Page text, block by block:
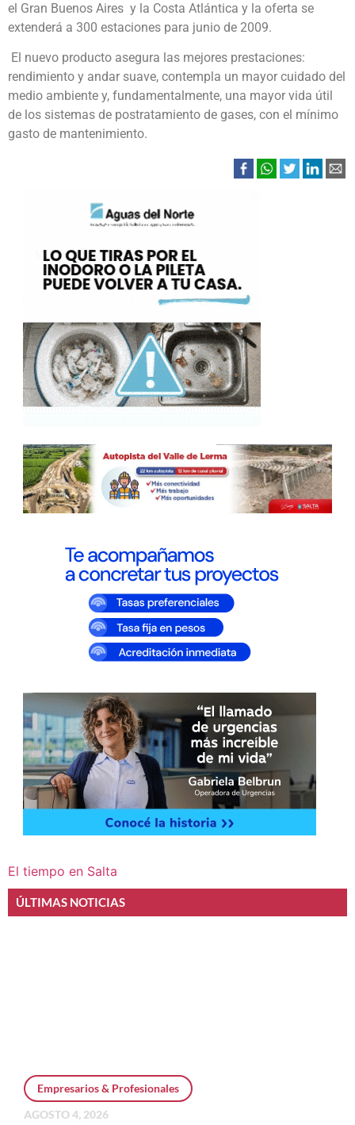
el Gran Buenos Aires y la Costa Atlántica y la oferta se
extenderá a 300 estaciones para junio de 2009.
El nuevo producto asegura las mejores prestaciones:
rendimiento y andar suave, contempla un mayor cuidado del
medio ambiente y, fundamentalmente, una mayor vida útil
de los sistemas de postratamiento de gases, con el mínimo
gasto de mantenimiento.
El tiempo en Salta
ÚLTIMAS NOTICIAS
Empresarios & Profesionales
AGOSTO 4, 2026